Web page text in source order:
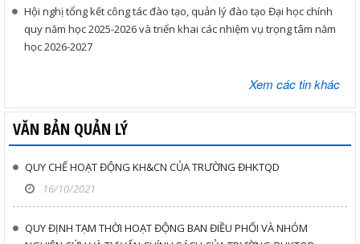
Hội nghị tổng kết công tác đào tạo, quản lý đào tạo Đại học chính
quy năm học 2025-2026 và triển khai các nhiệm vụ trọng tâm năm
học 2026-2027
Xem các tin khác
VĂN BẢN QUẢN LÝ
QUY CHẾ HOẠT ĐỘNG KH&CN CỦA TRƯỜNG ĐHKTQD
16/10/2021
QUY ĐỊNH TẠM THỜI HOẠT ĐỘNG BAN ĐIỀU PHỐI VÀ NHÓM